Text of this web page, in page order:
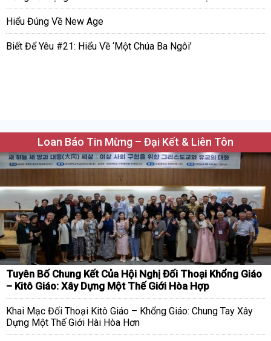
Hiểu Đúng Về New Age
Biết Để Yêu #21: Hiểu Về ‘Một Chúa Ba Ngôi’
Loan Báo Tin Mừng – Đại Kết & Liên Tôn
Tuyên Bố Chung Kết Của Hội Nghị Đối Thoại Khổng Giáo
– Kitô Giáo: Xây Dựng Một Thế Giới Hòa Hợp
Khai Mạc Đối Thoại Kitô Giáo – Khổng Giáo: Chung Tay Xây
Dựng Một Thế Giới Hài Hòa Hơn